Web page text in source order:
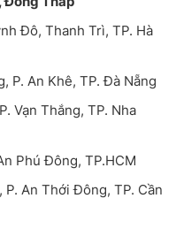
Đô, Thanh Trì, TP. Hà
P. An Khê, TP. Đà Nẵng
Vạn Thắng, TP. Nha
Phú Đông, TP.HCM
P. An Thới Đông, TP. Cần